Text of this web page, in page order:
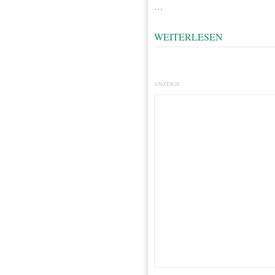
…
WEITERLESEN
ANZEIGE